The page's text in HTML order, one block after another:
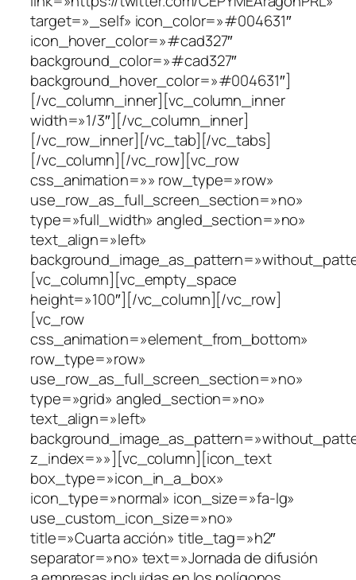
target=»_self» icon_color=»#004631″
icon_hover_color=»#cad327″
background_color=»#cad327″
background_hover_color=»#004631″]
[/vc_column_inner][vc_column_inner
width=»1/3″][/vc_column_inner]
[/vc_row_inner][/vc_tab][/vc_tabs]
[/vc_column][/vc_row][vc_row
css_animation=»» row_type=»row»
use_row_as_full_screen_section=»no»
type=»full_width» angled_section=»no»
text_align=»left»
[vc_column][vc_empty_space
height=»100″][/vc_column][/vc_row]
[vc_row
css_animation=»element_from_bottom»
row_type=»row»
use_row_as_full_screen_section=»no»
type=»grid» angled_section=»no»
text_align=»left»
z_index=»»][vc_column][icon_text
box_type=»icon_in_a_box»
icon_type=»normal» icon_size=»fa-lg»
use_custom_icon_size=»no»
title=»Cuarta acción» title_tag=»h2″
separator=»no» text=»Jornada de difusión